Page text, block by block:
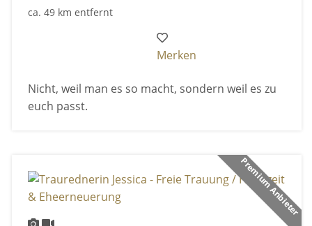
ca. 49 km entfernt
Merken
Nicht, weil man es so macht, sondern weil es zu
euch passt.
Premium Anbieter